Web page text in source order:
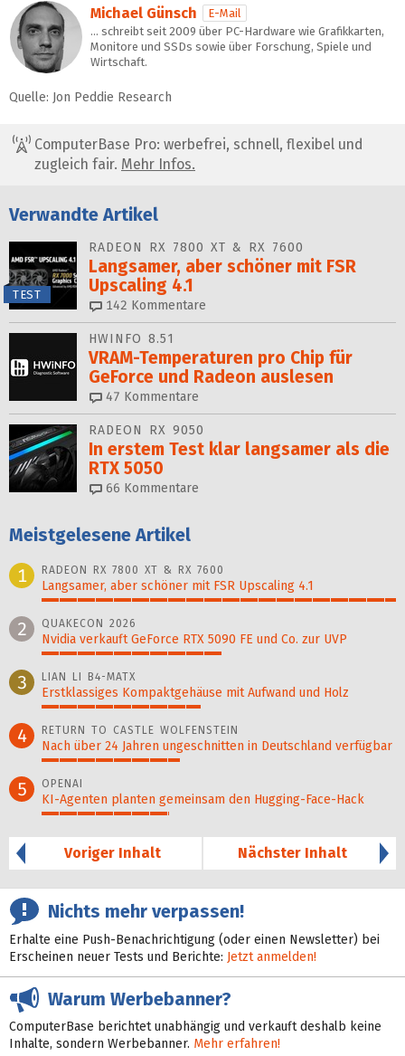
Michael Günsch
E-Mail
… schreibt seit 2009 über PC-Hardware wie Grafikkarten,
Monitore und SSDs sowie über Forschung, Spiele und
Wirtschaft.
Quelle: Jon Peddie Research
ComputerBase Pro: werbefrei, schnell, flexibel und
zugleich fair. Mehr Infos.
Verwandte Artikel
TEST
RADEON RX 7800 XT & RX 7600
Langsamer, aber schöner mit FSR
Upscaling 4.1
142 Kommentare
HWINFO 8.51
VRAM-Temperaturen pro Chip für
GeForce und Radeon auslesen
47 Kommentare
RADEON RX 9050
In erstem Test klar langsamer als die
RTX 5050
66 Kommentare
Meistgelesene Artikel
1
RADEON RX 7800 XT & RX 7600
Langsamer, aber schöner mit FSR Upscaling 4.1
2 QUAKECON 2026
Nvidia verkauft GeForce RTX 5090 FE und Co. zur UVP
3 LIAN LI B4-MATX
Erstklassiges Kompaktgehäuse mit Aufwand und Holz
4 RETURN TO CASTLE WOLFENSTEIN
Nach über 24 Jahren ungeschnitten in Deutschland verfügbar
5 OPENAI
KI-Agenten planten gemein­sam den Hugging-Face-Hack
Voriger Inhalt
Nächster Inhalt
Nichts mehr verpassen!
Erhalte eine Push-Benachrichtigung (oder einen Newsletter) bei
Erscheinen neuer Tests und Berichte: Jetzt anmelden!
Warum Werbebanner?
ComputerBase berichtet unabhängig und verkauft deshalb keine
Inhalte, sondern Werbebanner. Mehr erfahren!